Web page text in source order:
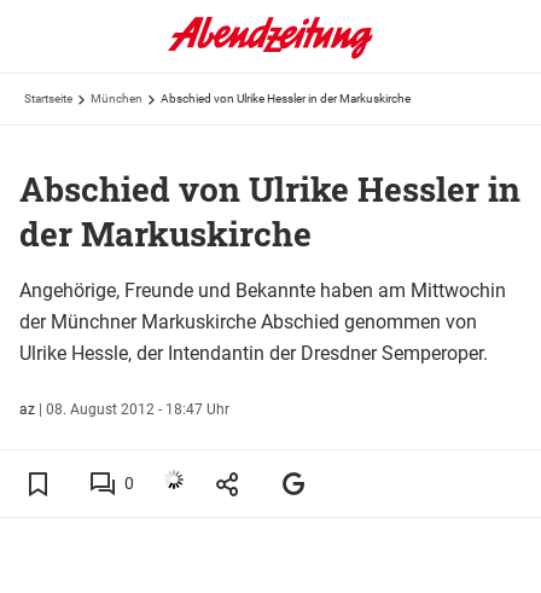
Startseite München Abschied von Ulrike Hessler in der Markuskirche
Abschied von Ulrike Hessler in
der Markuskirche
Angehörige, Freunde und Bekannte haben am Mittwochin
der Münchner Markuskirche Abschied genommen von
Ulrike Hessle, der Intendantin der Dresdner Semperoper.
az | 08. August 2012 - 18:47 Uhr
0